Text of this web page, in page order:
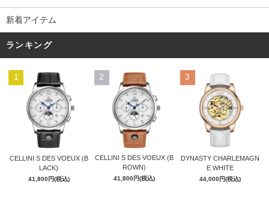
新着アイテム
ランキング
1
CELLINI S DES VOEUX (B
LACK)
41,800円(税込)
2
CELLINI S DES VOEUX (B
ROWN)
41,800円(税込)
3
DYNASTY CHARLEMAGN
E WHITE
44,000円(税込)